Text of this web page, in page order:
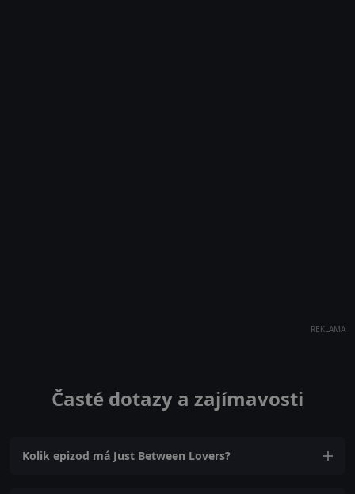
REKLAMA
Časté dotazy a zajímavosti
Kolik epizod má Just Between Lovers?